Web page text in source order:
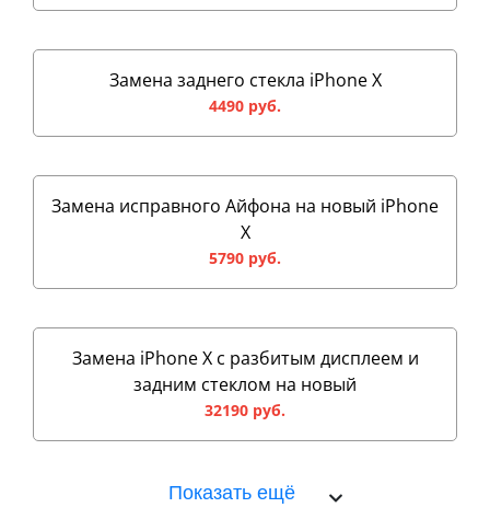
Замена заднего стекла iPhone X
4490 руб.
Замена исправного Айфона на новый iPhone
X
5790 руб.
Замена iPhone X с разбитым дисплеем и
задним стеклом на новый
32190 руб.
Показать ещё